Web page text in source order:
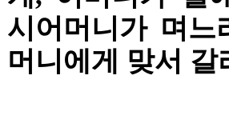
시어머니가 며느
머니에게 맞서 갈